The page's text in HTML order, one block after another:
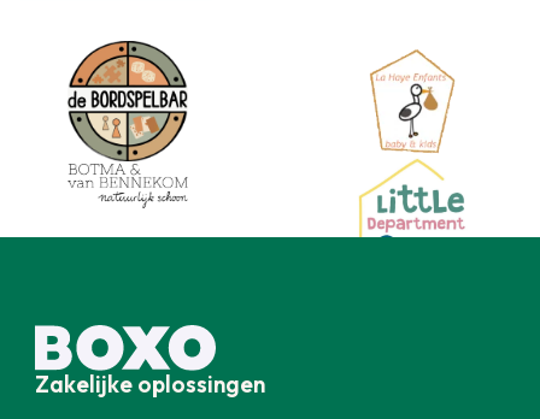
Zakelijke oplossingen